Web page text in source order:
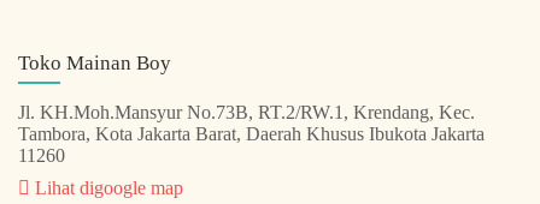
Toko Mainan Boy
Jl. KH.Moh.Mansyur No.73B, RT.2/RW.1, Krendang, Kec.
Tambora, Kota Jakarta Barat, Daerah Khusus Ibukota Jakarta
11260
Lihat digoogle map